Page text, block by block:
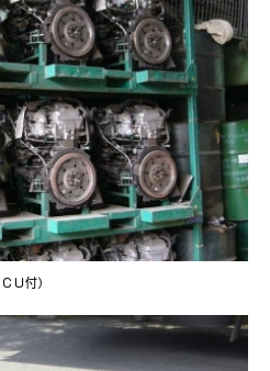
Ｕ付）